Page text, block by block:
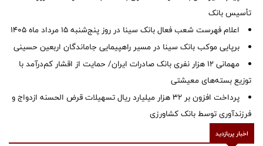
تأسیس بانک
اعلام فهرست شعب فعال بانک سینا در روز پنج‌شنبه 15 مرداد ماه 1405
برپایی موکب بانک سینا در مسیر راهپیمایی جاماندگان اربعین حسینی
مهمانی ۱۲ هزار نفری بانک صادرات ایران/ حمایت از اقشار کم‌درآمد با
توزیع بسته‌های معیشتی
پرداخت افزون بر 32 هزار میلیارد ریال تسهیلات قرض الحسنه ازدواج و
فرزندآوری توسط بانک کشاورزی
اخبار پربازدید